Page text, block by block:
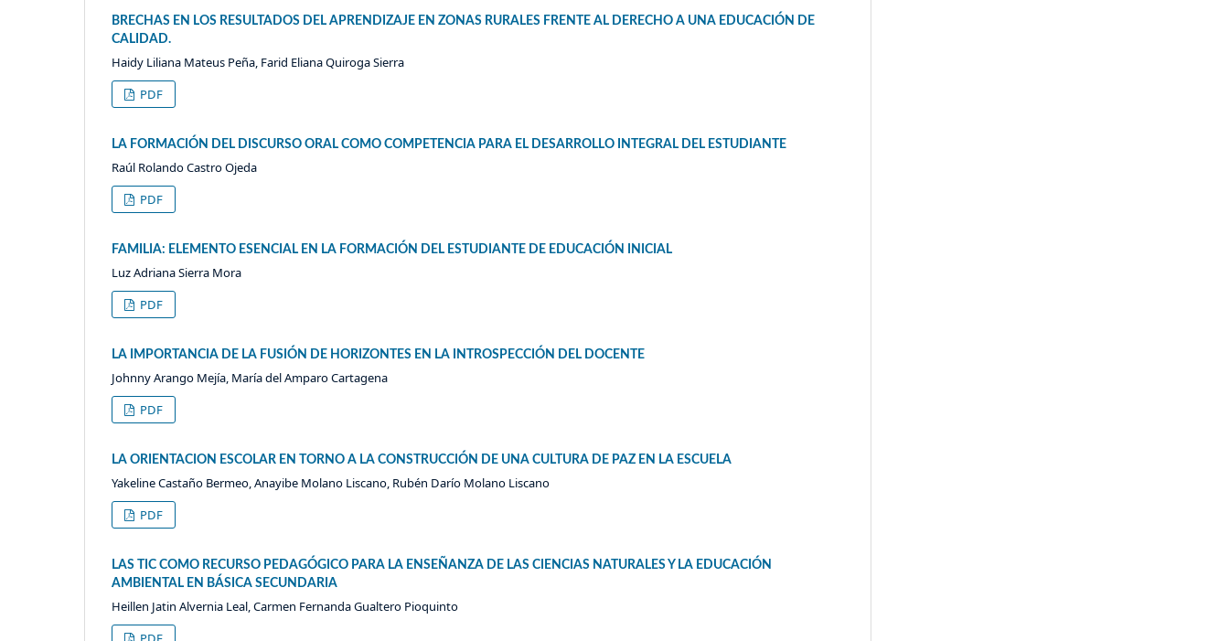
BRECHAS EN LOS RESULTADOS DEL APRENDIZAJE EN ZONAS RURALES FRENTE AL DERECHO A UNA EDUCACIÓN DE
CALIDAD.
Haidy Liliana Mateus Peña, Farid Eliana Quiroga Sierra
PDF
LA FORMACIÓN DEL DISCURSO ORAL COMO COMPETENCIA PARA EL DESARROLLO INTEGRAL DEL ESTUDIANTE
Raúl Rolando Castro Ojeda
PDF
FAMILIA: ELEMENTO ESENCIAL EN LA FORMACIÓN DEL ESTUDIANTE DE EDUCACIÓN INICIAL
Luz Adriana Sierra Mora
PDF
LA IMPORTANCIA DE LA FUSIÓN DE HORIZONTES EN LA INTROSPECCIÓN DEL DOCENTE
Johnny Arango Mejía, María del Amparo Cartagena
PDF
LA ORIENTACION ESCOLAR EN TORNO A LA CONSTRUCCIÓN DE UNA CULTURA DE PAZ EN LA ESCUELA
Yakeline Castaño Bermeo, Anayibe Molano Liscano, Rubén Darío Molano Liscano
PDF
LAS TIC COMO RECURSO PEDAGÓGICO PARA LA ENSEÑANZA DE LAS CIENCIAS NATURALES Y LA EDUCACIÓN
AMBIENTAL EN BÁSICA SECUNDARIA
Heillen Jatin Alvernia Leal, Carmen Fernanda Gualtero Pioquinto